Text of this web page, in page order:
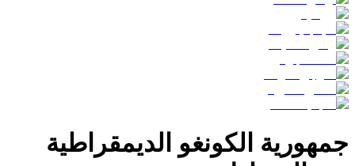
جمهورية الكونغو الديمقراطية